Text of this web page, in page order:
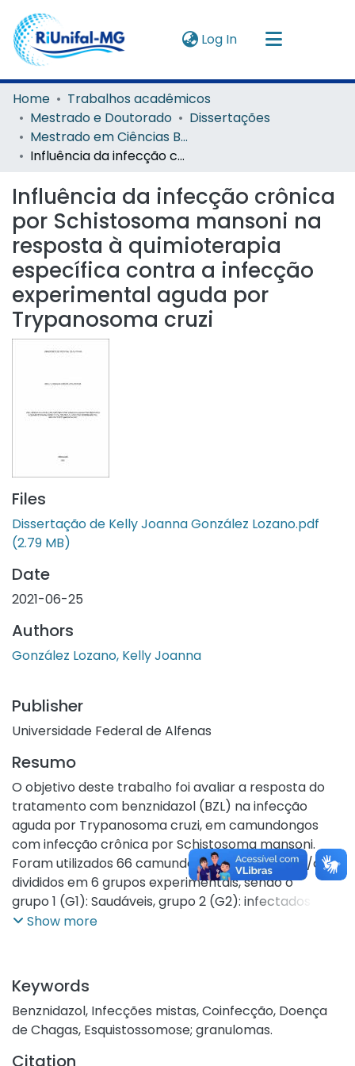
Log In(current)
Navigate by
Instructions
About
Home
Trabalhos acadêmicos
Mestrado e Doutorado
Dissertações
Mestrado em Ciências Biológicas
Influência da infecção crônica por Schistosoma mansoni na resposta à quimioterapia específica contra a infecção experimental aguda por Trypanosoma cruzi
Influência da infecção crônica
por Schistosoma mansoni na
resposta à quimioterapia
específica contra a infecção
experimental aguda por
Trypanosoma cruzi
Files
Dissertação de Kelly Joanna González Lozano.pdf
(2.79 MB)
Date
2021-06-25
Authors
González Lozano, Kelly Joanna
Publisher
Universidade Federal de Alfenas
Resumo
O objetivo deste trabalho foi avaliar a resposta do
tratamento com benznidazol (BZL) na infecção
aguda por Trypanosoma cruzi, em camundongos
com infecção crônica por Schistosoma mansoni.
Foram utilizados 66 camundongos fêmeas Balb/c
divididos em 6 grupos experimentais, sendo o
grupo 1 (G1): Saudáveis, grupo 2 (G2): infectados por
S. mansoni, grupo 3 (G3): infectados por T.
S.mansoni/T.cruzi e grupo 6 (G6): coinfectados por
S.mansoni/T.cruzi e tratados com BZL. Foram
registrados os pesos, a mortalidade e a parasitemia
dos animais e ao final do experimento foi
coletado sangue para dosagem do BZL e análises de
Show more
Keywords
Benznidazol, Infecções mistas,Coinfecção, Doença
de Chagas, Esquistossomose; granulomas.
Citation